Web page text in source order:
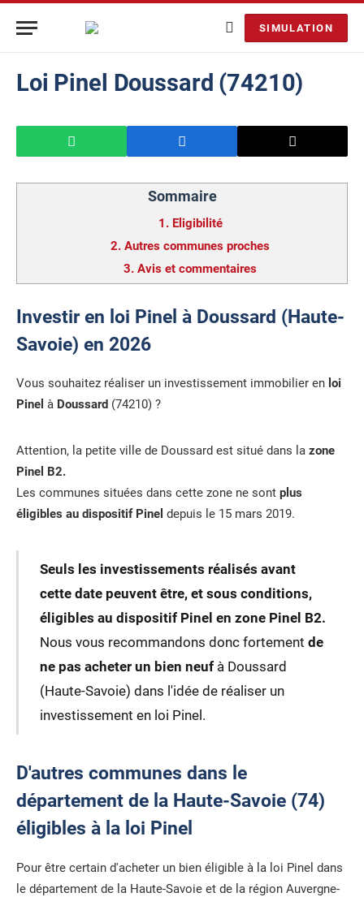
SIMULATION
Loi Pinel Doussard (74210)
Sommaire
1. Eligibilité
2. Autres communes proches
3. Avis et commentaires
Investir en loi Pinel à Doussard (Haute-
Savoie) en 2026
Vous souhaitez réaliser un investissement immobilier en loi
Pinel à Doussard (74210) ?
Attention, la petite ville de Doussard est situé dans la zone
Pinel B2.
Les communes situées dans cette zone ne sont plus
éligibles au dispositif Pinel depuis le 15 mars 2019.
Seuls les investissements réalisés avant
cette date peuvent être, et sous conditions,
éligibles au dispositif Pinel en zone Pinel B2.
Nous vous recommandons donc fortement de
ne pas acheter un bien neufà Doussard
(Haute-Savoie) dans l'idée de réaliser un
investissement en loi Pinel.
D'autres communes dans le
département de la Haute-Savoie (74)
éligibles à la loi Pinel
Pour être certain d'acheter un bien éligible à la loi Pinel dans
le département de la Haute-Savoie et de la région Auvergne-